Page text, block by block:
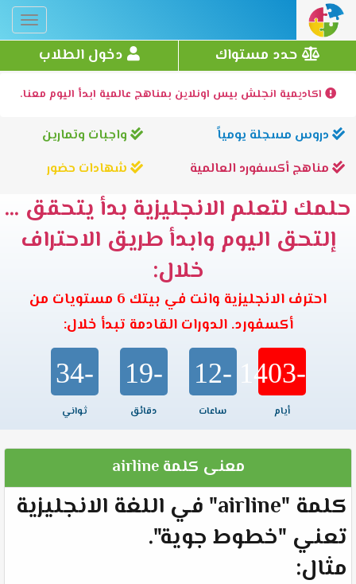
حدد مستواك دخول الطلاب
اكاديمية انجلش بيس اونلاين بمناهج عالمية ابدأ اليوم معنا.
دروس مسجلة يومياً
واجبات وتمارين
مناهج أكسفورد العالمية
شهادات حضور
حلمك لتعلم الانجليزية بدأ يتحقق ...
إلتحق اليوم وابدأ طريق الاحتراف
خلال:
احترف الانجليزية وانت في بيتك 6 مستويات من
أكسفورد. الدورات القادمة تبدأ خلال:
-1403
أيام
-12
ساعات
-19
دقائق
-34
ثواني
معنى كلمة airline
كلمة "airline" في اللغة الانجليزية
تعني "خطوط جوية".
مثال: